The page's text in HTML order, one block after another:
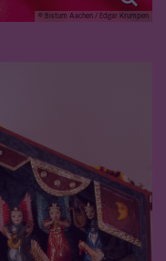
© Bistum Aachen / Edgar Krumpen